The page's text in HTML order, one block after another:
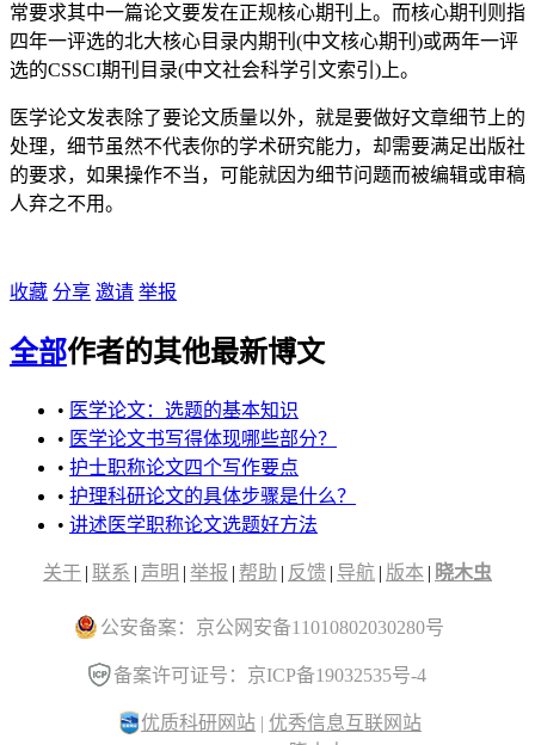
常要求其中一篇论文要发在正规核心期刊上。而核心期刊则指
四年一评选的北大核心目录内期刊 (中文核心期刊 )或两年一评
选的CSSCI期刊目录(中文社会科学引文索引 ) 上。
医学论文发表除了要论文质量以外，就是要做好文章细节上的
处理，细节虽然不代表你的学术研究能力，却需要满足出版社
的要求，如果操作不当，可能就因为细节问题而被编辑或审稿
人弃之不用。
收藏 分享 邀请 举报
全部作者的其他最新博文
• 医学论文：选题的基本知识
• 医学论文书写得体现哪些部分？
• 护士职称论文四个写作要点
• 护理科研论文的具体步骤是什么？
• 讲述医学职称论文选题好方法
关于 | 联系 | 声明 | 举报 | 帮助 | 反馈 | 导航 | 版本 | 晓木虫
公安备案：京公网安备11010802030280号
备案许可证号：京ICP备19032535号-4
优质科研网站 | 优秀信息互联网站